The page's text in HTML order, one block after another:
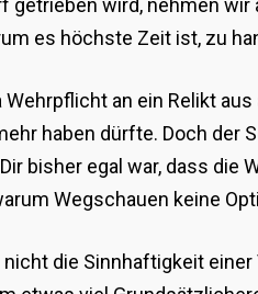
wird, nehmen wir
es höchste Zeit ist, zu
an ein Relikt
haben dürfte. Doch der
bisher egal war, dass
Wegschauen keine
die Sinnhaftigkeit